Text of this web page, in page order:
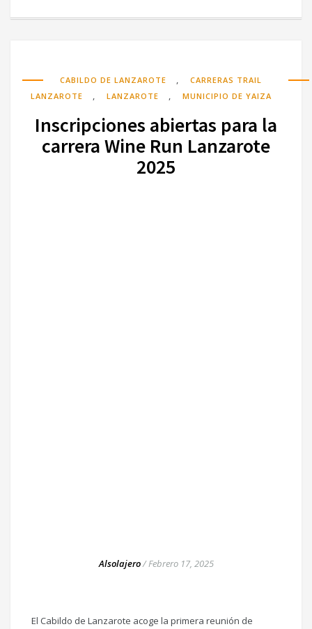
CABILDO DE LANZAROTE ,
CARRERAS TRAIL
LANZAROTE
, LANZAROTE , MUNICIPIO DE YAIZA
Inscripciones abiertas para la
carrera Wine Run Lanzarote
2025
Alsolajero/Febrero 17, 2025
El Cabildo de Lanzarote acoge la primera reunión de